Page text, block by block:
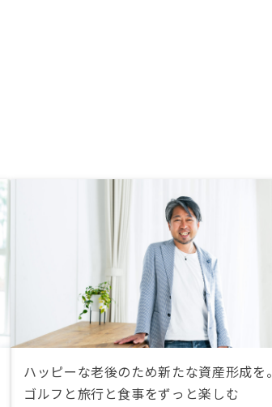
ハッピーな老後のため新たな資産形成を。
ゴルフと旅行と食事をずっと楽しむ